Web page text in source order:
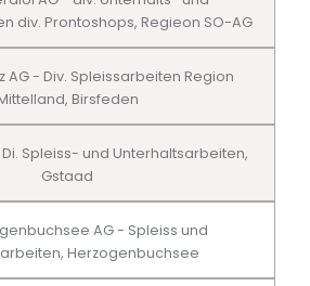
div. Prontoshops, Regieon SO-AG
AG - Div. Spleissarbeiten Region
Birsfeden
Di. Spleiss- und Unterhaltsarbeiten,
Gstaad
AG - Spleiss und
Herzogenbuchsee